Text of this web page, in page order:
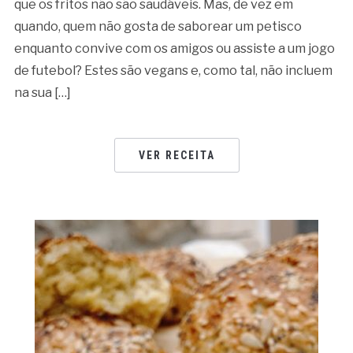
que os fritos não são saudáveis. Mas, de vez em
quando, quem não gosta de saborear um petisco
enquanto convive com os amigos ou assiste a um jogo
de futebol? Estes são vegans e, como tal, não incluem
na sua […]
VER RECEITA